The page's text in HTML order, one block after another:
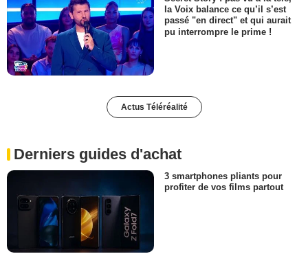
la Voix balance ce qu’il s’est
passé "en direct" et qui aurait
pu interrompre le prime !
Actus Téléréalité
Derniers guides d'achat
3 smartphones pliants pour
profiter de vos films partout